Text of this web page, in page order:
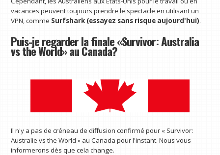
vacances peuvent toujours prendre le spectacle en utilisant un
VPN, comme Surfshark (essayez sans risque aujourd'hui).
Puis-je regarder la finale «Survivor: Australia
vs the World» au Canada?
Il n'y a pas de créneau de diffusion confirmé pour « Survivor:
Australie vs the World » au Canada pour l'instant. Nous vous
informerons dès que cela change.